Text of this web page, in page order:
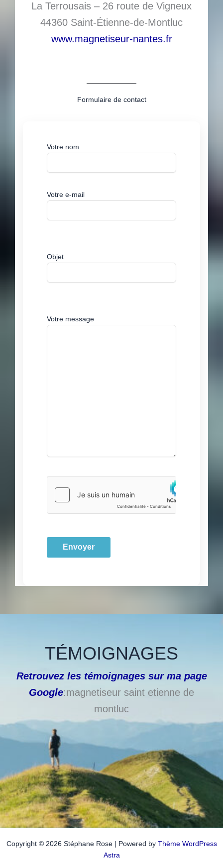
La Terrousais – 26 route de Vigneux
44360 Saint-Étienne-de-Montluc
www.magnetiseur-nantes.fr
Formulaire de contact
Votre nom
Votre e-mail
Objet
Votre message
TÉMOIGNAGES
Retrouvez les témoignages sur ma page
Google:magnetiseur saint etienne de
montluc
Copyright © 2026 Stéphane Rose | Powered by Thème WordPress
Astra